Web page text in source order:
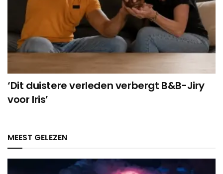
‘Dit duistere verleden verbergt B&B-Jiry
voor Iris’
MEEST GELEZEN